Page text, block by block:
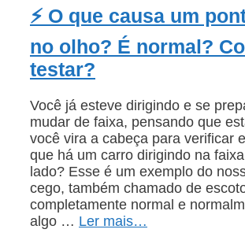
⚡ O que causa um
no olho? É normal?
testar?
Você já esteve dirigindo e se
mudar de faixa, pensando que
você vira a cabeça para verificar
que há um carro dirigindo na
lado? Esse é um exemplo do
cego, também chamado de
completamente normal e
algo … Ler mais…